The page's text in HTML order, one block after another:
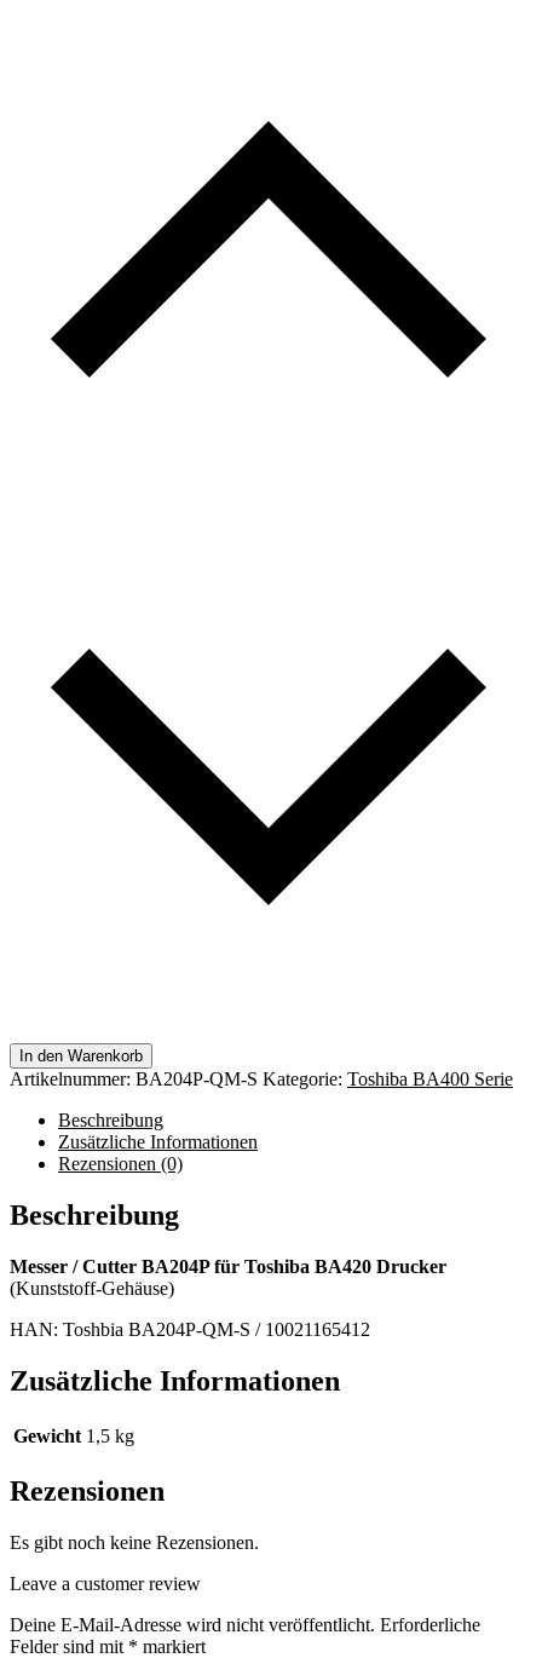
In den Warenkorb
Artikelnummer: BA204P-QM-S Kategorie: Toshiba BA400 Serie
Beschreibung
Zusätzliche Informationen
Rezensionen (0)
Beschreibung
Messer / Cutter BA204P für Toshiba BA420 Drucker
(Kunststoff-Gehäuse)
HAN: Toshbia BA204P-QM-S / 10021165412
Zusätzliche Informationen
Gewicht 1,5 kg
Rezensionen
Es gibt noch keine Rezensionen.
Leave a customer review
Deine E-Mail-Adresse wird nicht veröffentlicht. Erforderliche
Felder sind mit * markiert